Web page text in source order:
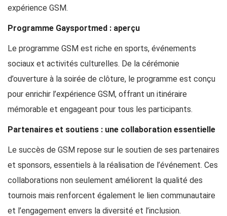
expérience GSM.
Programme Gaysportmed : aperçu
Le programme GSM est riche en sports, événements
sociaux et activités culturelles. De la cérémonie
d’ouverture à la soirée de clôture, le programme est conçu
pour enrichir l’expérience GSM, offrant un itinéraire
mémorable et engageant pour tous les participants.
Partenaires et soutiens : une collaboration essentielle
Le succès de GSM repose sur le soutien de ses partenaires
et sponsors, essentiels à la réalisation de l’événement. Ces
collaborations non seulement améliorent la qualité des
tournois mais renforcent également le lien communautaire
et l’engagement envers la diversité et l’inclusion.